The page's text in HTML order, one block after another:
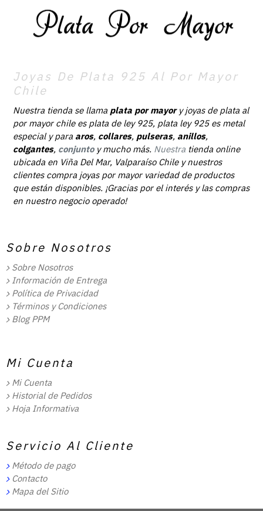
Joyas De Plata 925 Al Por Mayor
Chile
Nuestra tienda se llama plata por mayory joyas de plata al
por mayor chile es plata de ley 925, plata ley 925 es metal
especial y para aros, collares, pulseras, anillos,
colgantes, conjunto y mucho más. Nuestra tienda online
ubicada en Viña Del Mar, Valparaíso Chile y nuestros
clientes compra joyas por mayor variedad de productos
que están disponibles. ¡Gracias por el interés y las compras
en nuestro negocio operado!
Sobre Nosotros
Sobre Nosotros
Información de Entrega
Política de Privacidad
Términos y Condiciones
Blog PPM
Mi Cuenta
Mi Cuenta
Historial de Pedidos
Hoja Informativa
Servicio Al Cliente
Método de pago
Contacto
Mapa del Sitio